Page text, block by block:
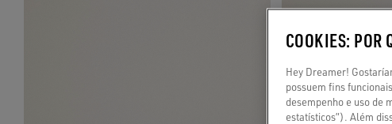
COOKIES: POR
Hey Dreamer!
possuem fins
desempenho e uso de
estatísticos”). Além